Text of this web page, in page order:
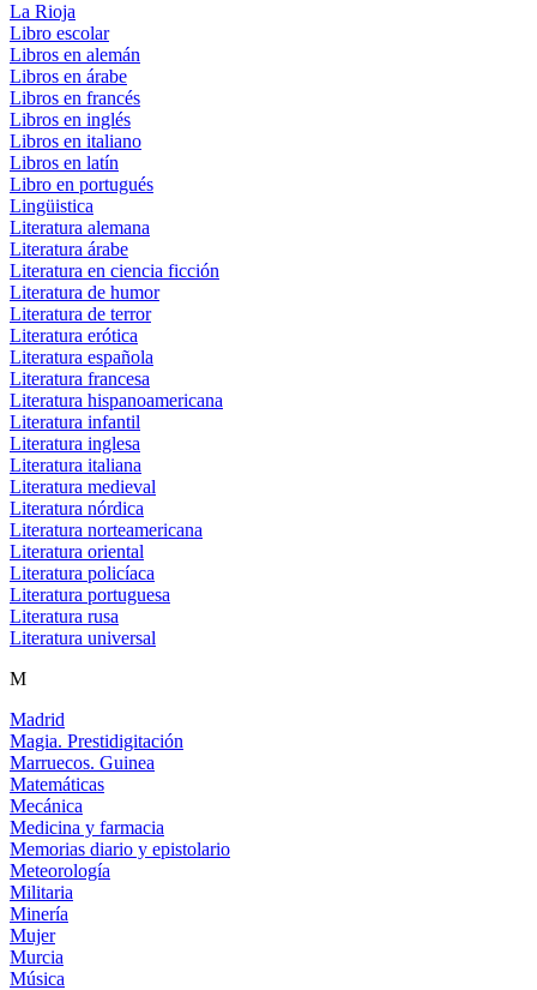
La Rioja
Libro escolar
Libros en alemán
Libros en árabe
Libros en francés
Libros en inglés
Libros en italiano
Libros en latín
Libro en portugués
Lingüistica
Literatura alemana
Literatura árabe
Literatura en ciencia ficción
Literatura de humor
Literatura de terror
Literatura erótica
Literatura española
Literatura francesa
Literatura hispanoamericana
Literatura infantil
Literatura inglesa
Literatura italiana
Literatura medieval
Literatura nórdica
Literatura norteamericana
Literatura oriental
Literatura policíaca
Literatura portuguesa
Literatura rusa
Literatura universal
M
Madrid
Magia. Prestidigitación
Marruecos. Guinea
Matemáticas
Mecánica
Medicina y farmacia
Memorias diario y epistolario
Meteorología
Militaria
Minería
Mujer
Murcia
Música